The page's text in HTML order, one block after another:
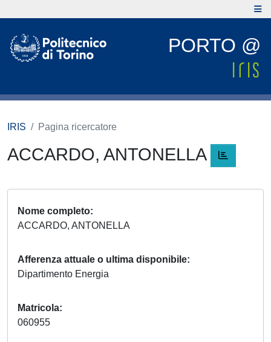
PORTO @
IRIS Pagina ricercatore
ACCARDO, ANTONELLA
Nome completo
ACCARDO, ANTONELLA
Afferenza attuale o ultima disponibile
Dipartimento Energia
Matricola
060955